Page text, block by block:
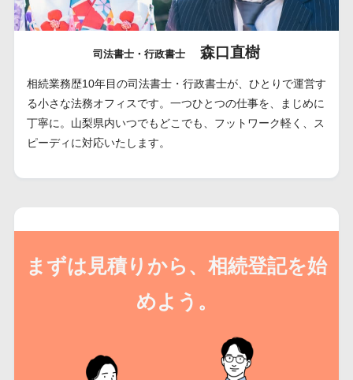
司法書士・行政書士 森口直樹
相続業務歴10年目の司法書士・行政書士が、ひとりで運営す
る小さな法務オフィスです。一つひとつの仕事を、まじめに
丁寧に。山梨県内いつでもどこでも、フットワーク軽く、ス
ピーディに対応いたします。
まずは見積りから、相続登記を始
めよう。